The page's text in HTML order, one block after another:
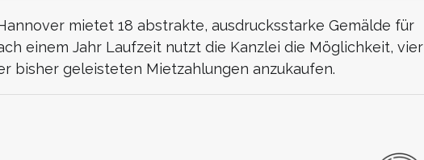
mietet 18 abstrakte, ausdrucksstarke Gemälde für
einem Jahr Laufzeit nutzt die Kanzlei die Möglichkeit, vier
bisher geleisteten Mietzahlungen anzukaufen.